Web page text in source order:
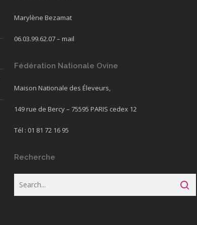
Marylène Bezamat
06.03.99.62.07 – mail
Fédération Nationale Ovine
Maison Nationale des Éleveurs,
149 rue de Bercy – 75595 PARIS cedex 12
Tél : 01 81 72 16 95
Recherche